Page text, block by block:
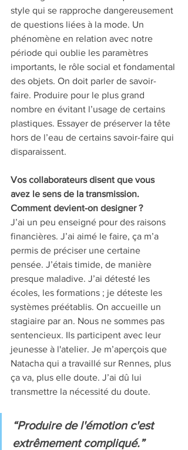
style qui se rapproche dangereusement
de questions liées à la mode. Un
phénomène en relation avec notre
période qui oublie les paramètres
importants, le rôle social et fondamental
des objets. On doit parler de savoir-
faire. Produire pour le plus grand
nombre en évitant l’usage de certains
plastiques. Essayer de préserver la tête
hors de l’eau de certains savoir-faire qui
disparaissent.
Vos collaborateurs disent que vous
avez le sens de la transmission.
Comment devient-on designer ?
J’ai un peu enseigné pour des raisons
financières. J’ai aimé le faire, ça m’a
permis de préciser une certaine
pensée. J’étais timide, de manière
presque maladive. J’ai détesté les
écoles, les formations ; je déteste les
systèmes préétablis. On accueille un
stagiaire par an. Nous ne sommes pas
sentencieux. Ils participent avec leur
jeunesse à l'atelier. Je m’aperçois que
Natacha qui a travaillé sur Rennes, plus
ça va, plus elle doute. J’ai dû lui
transmettre la nécessité du doute.
“Produire de l'émotion c'est
extrêmement compliqué.”